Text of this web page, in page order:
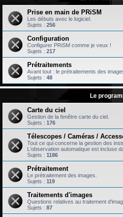
Prise en main de PRiSM
Les débuts avec le logiciel.
Sujets : 256
Configuration
Configurer PRiSM comme je veux !
Sujets : 217
Prétraitements
Avant tout : le prétraitements des images
Sujets : 48
Le
Carte du ciel
Gestion de la fenêtre carte du ciel.
Sujets : 176
Télescopes / Caméras /
Tout ce qui concerne la gestion des
L'observation automatique est incluse
Sujets : 1186
Prétraitement
Le prétraitement des images.
Sujets : 119
Traitements d'images
Questions relatives au traitement
Sujets : 87